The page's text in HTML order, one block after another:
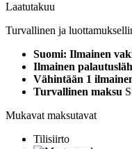
Laatutakuu
Turvallinen ja
Suomi: Ilmainen
Ilmainen
Vähintään 1
Turvallinen maksu
Mukavat maksutavat
Tilisiirto